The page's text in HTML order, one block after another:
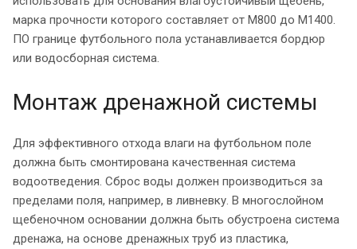
марка прочности которого составляет от М800 до М1400.
ПО границе футбольного пола устанавливается бордюр
или водосборная система.
Монтаж дренажной системы
Для эффективного отхода влаги на футбольном поле
должна быть смонтирована качественная система
водоотведения. Сброс воды должен производиться за
пределами поля, например, в ливневку. В многослойном
щебеночном основании должна быть обустроена система
дренажа, на основе дренажных труб из пластика,